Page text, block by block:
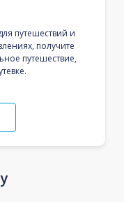
путешествий и
получите
путешествие,